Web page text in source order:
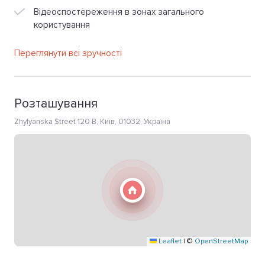
Відеоспостереження в зонах загального
користування
Переглянути всі зручності
Розташування
Zhylyanska Street 120 B, Київ, 01032, Україна
Leaflet | © OpenStreetMap